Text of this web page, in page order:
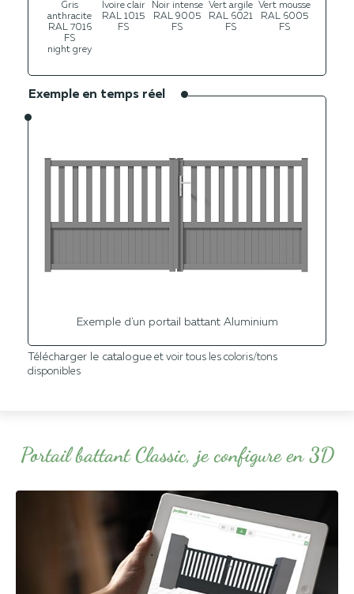
Gris
anthracite
RAL 7016
FS
night grey
Ivoire clair
RAL 1015
FS
Noir intense
RAL 9005
FS
Vert argile
RAL 6021
FS
Vert mousse
RAL 6005
FS
Exemple en temps réel
Exemple d'un portail battant Aluminium
Télécharger le catalogue et voir tous les coloris/tons
disponibles
Portail battant Classic, je configure en 3D